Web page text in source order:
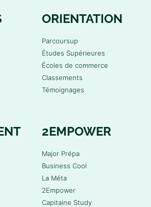
ORIENTATION
Parcoursup
Études Supérieures
Écoles de commerce
Classements
Témoignages
2EMPOWER
Major Prépa
Business Cool
La Méta
2Empower
Capitaine Study